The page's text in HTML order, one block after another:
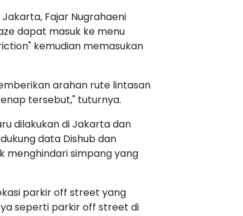
Fajar Nugrahaeni
dapat masuk ke menu
kemudian memasukan
arahan rute lintasan
tersebut," tuturnya.
dilakukan di Jakarta dan
data Dishub dan
menghindari simpang yang
parkir off street yang
seperti parkir off street di